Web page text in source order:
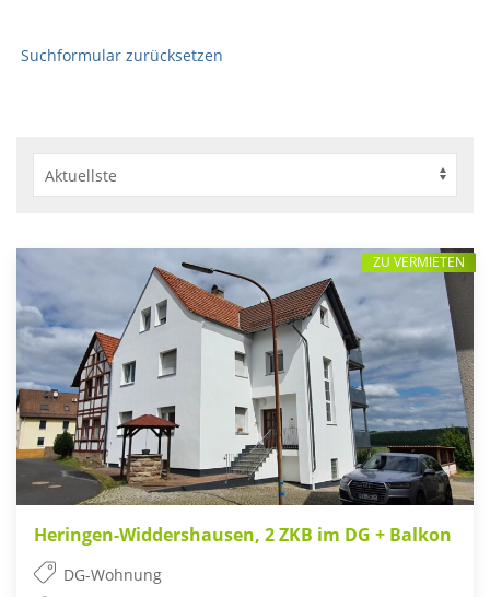
Suchformular zurücksetzen
Heringen-Widdershausen, 2 ZKB im DG + Balkon
DG-Wohnung
ZU VERMIETEN